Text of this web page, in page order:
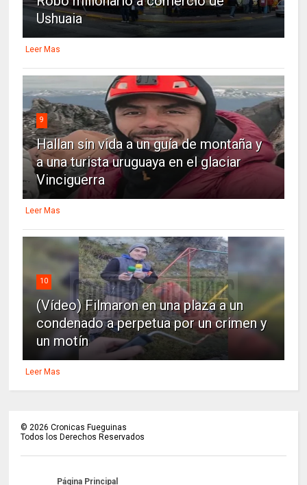
Ushuaia
Leer Mas
9
Hallan sin vida a un guía de montaña y
a una turista uruguaya en el glaciar
Vinciguerra
Leer Mas
10
(Vídeo) Filmaron en una plaza a un
condenado a perpetua por un crimen y
un motín
Leer Mas
©2026 Cronicas Fueguinas
Todos los Derechos Reservados
Página Principal